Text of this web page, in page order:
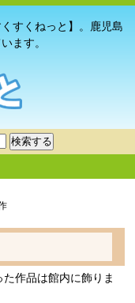
すくねっと】。鹿児島
ます。
検索する
作品は館内に飾りま